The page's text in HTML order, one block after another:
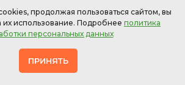
магазина на
продолжая пользоваться сайтом, вы
их использование. Подробнее политика
персональных данных
ПРИНЯТЬ